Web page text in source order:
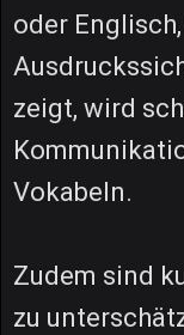
oder
zeigt, wird
Vokabeln.
Zudem sind
zu